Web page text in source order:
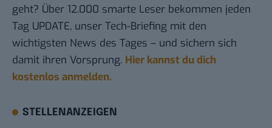
geht? Über 12.000 smarte Leser bekommen jeden
Tag UPDATE, unser Tech-Briefing mit den
wichtigsten News des Tages – und sichern sich
damit ihren Vorsprung. Hier kannst du dich
kostenlos anmelden.
STELLENANZEIGEN